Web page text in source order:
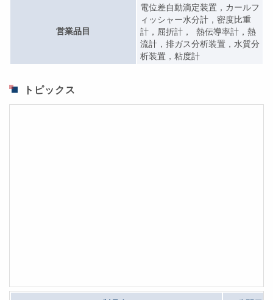
営業品目
電位差自動滴定装置，カールフ
ィッシャー水分計，密度比重
計，屈折計， 熱伝導率計，熱
流計，排ガス分析装置，水質分
析装置，粘度計
トピックス